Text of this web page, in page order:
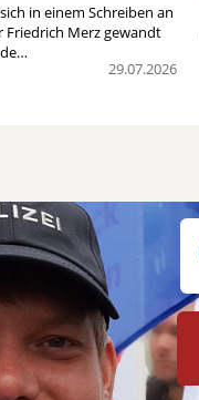
in einem Schreiben an
Friedrich Merz gewandt
29.07.2026